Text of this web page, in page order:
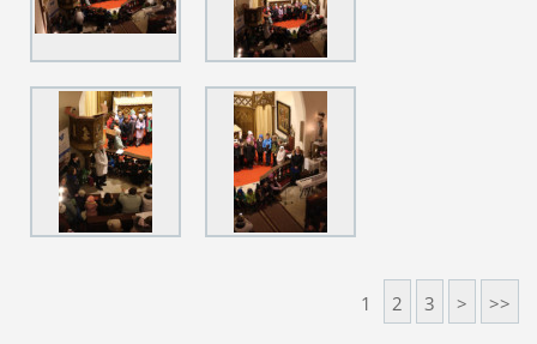
1 2 3 > >>